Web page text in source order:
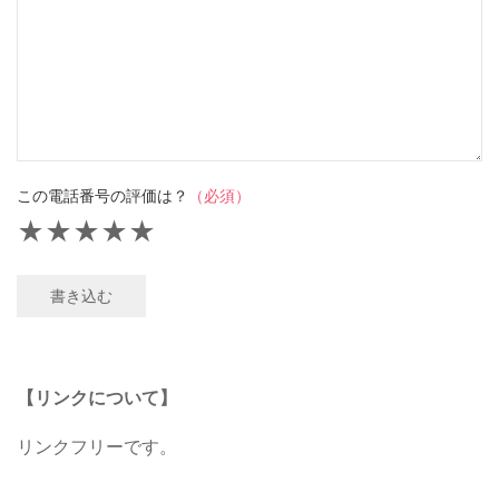
この電話番号の評価は？ （必須）
★
★
★
★
★
書き込む
【リンクについて】
リンクフリーです。